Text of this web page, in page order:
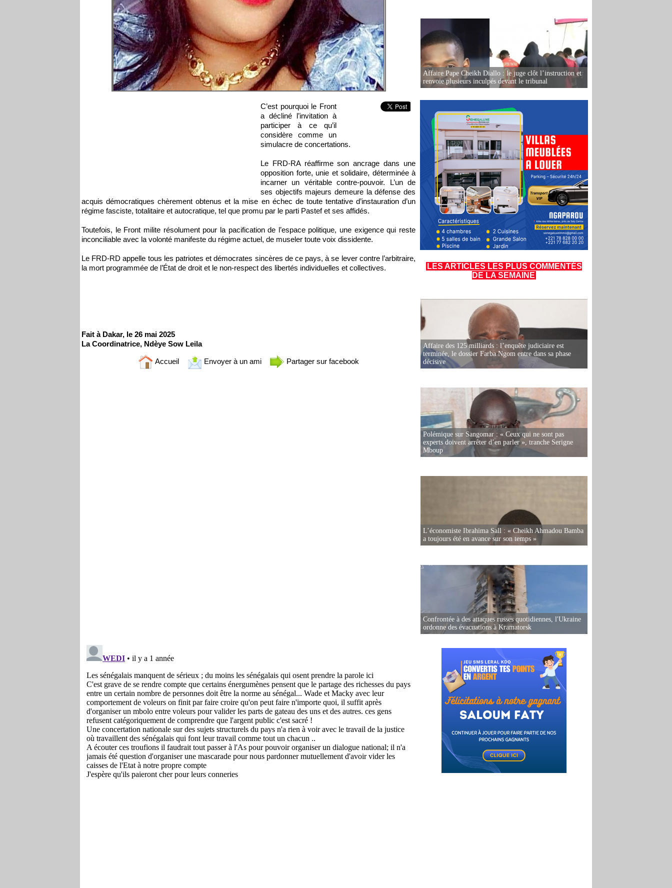
C’est pourquoi le Front
a décliné l’invitation à
participer à ce qu’il
considère comme un
simulacre de concertations.
Le FRD-RA réaffirme son ancrage dans une
opposition forte, unie et solidaire, déterminée à
incarner un véritable contre-pouvoir. L’un de
ses objectifs majeurs demeure la défense des
acquis démocratiques chèrement obtenus et la mise en échec de toute tentative d’instauration d’un
régime fasciste, totalitaire et autocratique, tel que promu par le parti Pastef et ses affidés.
Toutefois, le Front milite résolument pour la pacification de l’espace politique, une exigence qui reste
inconciliable avec la volonté manifeste du régime actuel, de museler toute voix dissidente.
Le FRD-RD appelle tous les patriotes et démocrates sincères de ce pays, à se lever contre l’arbitraire,
la mort programmée de l’État de droit et le non-respect des libertés individuelles et collectives.
Fait à Dakar, le 26 mai 2025
La Coordinatrice, Ndèye Sow Leila
Accueil Envoyer à un ami Partager sur facebook
Affaire Pape Cheikh Diallo : le juge clôt l’instruction et
renvoie plusieurs inculpés devant le tribunal
LES ARTICLES LES PLUS COMMENTÉS
DE LA SEMAINE
Affaire des 125 milliards : l’enquête judiciaire est
terminée, le dossier Farba Ngom entre dans sa phase
décisive
Polémique sur Sangomar : « Ceux qui ne sont pas
experts doivent arrêter d’en parler », tranche Serigne
Mboup
L’économiste Ibrahima Sall : « Cheikh Ahmadou Bamba
a toujours été en avance sur son temps »
Confrontée à des attaques russes quotidiennes, l'Ukraine
ordonne des évacuations à Kramatorsk